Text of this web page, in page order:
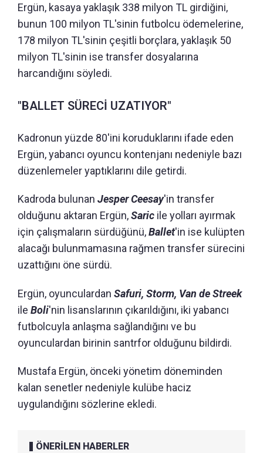
Ergün, kasaya yaklaşık 338 milyon TL girdiğini,
bunun 100 milyon TL'sinin futbolcu ödemelerine,
178 milyon TL'sinin çeşitli borçlara, yaklaşık 50
milyon TL'sinin ise transfer dosyalarına
harcandığını söyledi.
"BALLET SÜRECİ UZATIYOR"
Kadronun yüzde 80'ini koruduklarını ifade eden
Ergün, yabancı oyuncu kontenjanı nedeniyle bazı
düzenlemeler yaptıklarını dile getirdi.
Kadroda bulunan Jesper Ceesay'in transfer
olduğunu aktaran Ergün,Saric ile yolları ayırmak
için çalışmaların sürdüğünü,Ballet'in ise kulüpten
alacağı bulunmamasına rağmen transfer sürecini
uzattığını öne sürdü.
Ergün, oyunculardan Safuri, Storm, Van de Streek
ile Boli'nin lisanslarının çıkarıldığını, iki yabancı
futbolcuyla anlaşma sağlandığını ve bu
oyunculardan birinin santrfor olduğunu bildirdi.
Mustafa Ergün, önceki yönetim döneminden
kalan senetler nedeniyle kulübe haciz
uygulandığını sözlerine ekledi.
ÖNERİLEN HABERLER